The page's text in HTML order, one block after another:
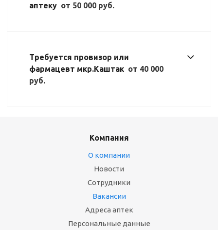
аптеку от 50 000 руб.
Требуется провизор или
фармацевт мкр.Каштак от 40 000
руб.
Компания
О компании
Новости
Сотрудники
Вакансии
Адреса аптек
Персональные данные